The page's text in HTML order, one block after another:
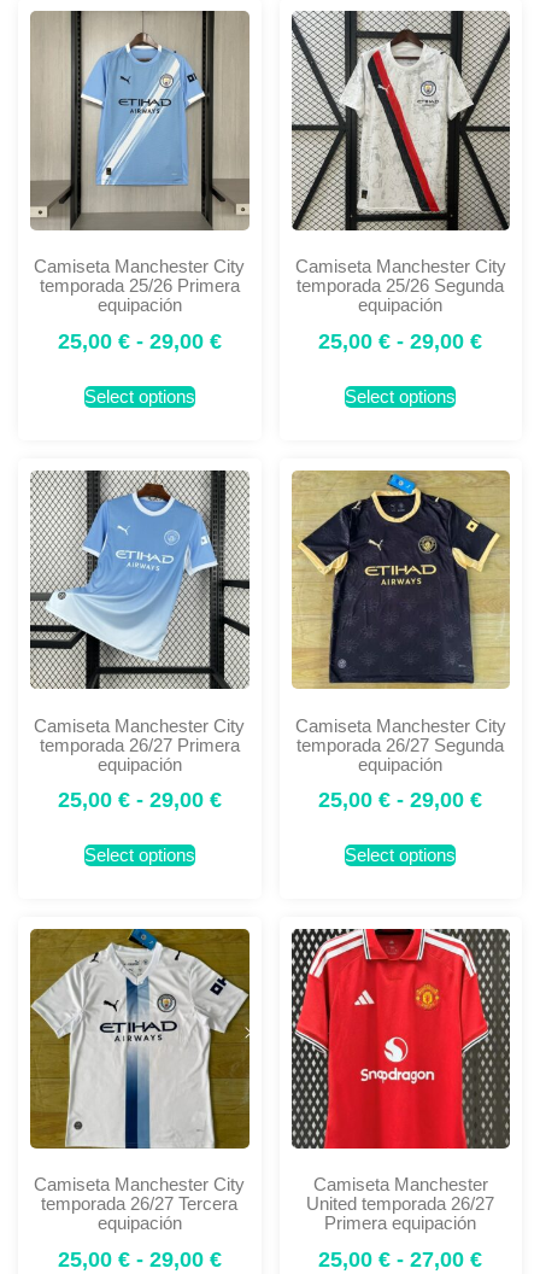
Camiseta Manchester City
temporada 25/26 Primera
equipación
25,00 € - 29,00 €
Select options
Camiseta Manchester City
temporada 25/26 Segunda
equipación
25,00€ - 29,00€
Select options
Camiseta Manchester City
temporada 26/27 Primera
equipación
25,00 € - 29,00 €
Select options
Camiseta Manchester City
temporada 26/27 Segunda
equipación
25,00€ - 29,00€
Select options
Camiseta Manchester City
temporada 26/27 Tercera
equipación
25,00 € - 29,00 €
Camiseta Manchester
United temporada 26/27
Primera equipación
25,00€ - 27,00€